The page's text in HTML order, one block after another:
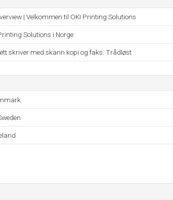
| Velkommen til OKI Printing Solutions
Solutions i Norge
skriver med skann kopi og faks. Trådløst